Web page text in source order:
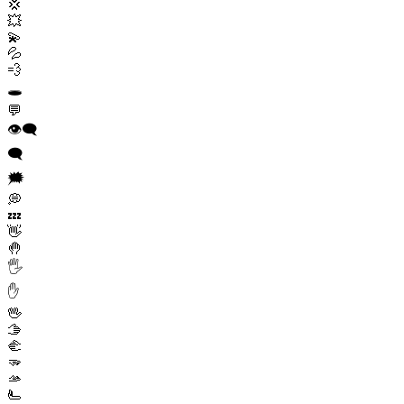
💢
💥
💫
💦
💨
🕳️
💬
👁️‍🗨️
🗨️
🗯️
💭
💤
👋
🤚
🖐️
✋
🖖
🫱
🫲
🫳
🫴
🫷